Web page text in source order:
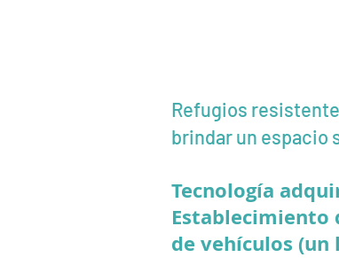
Refugios
brindar un espacio
Tecnología
Establecimiento
de vehículos (un